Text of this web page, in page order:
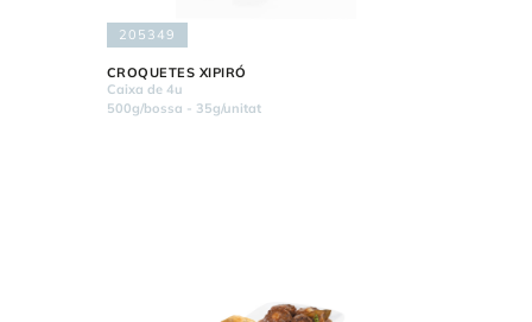
205349
CROQUETES XIPIRÓ
Caixa de 4u
500g/bossa - 35g/unitat